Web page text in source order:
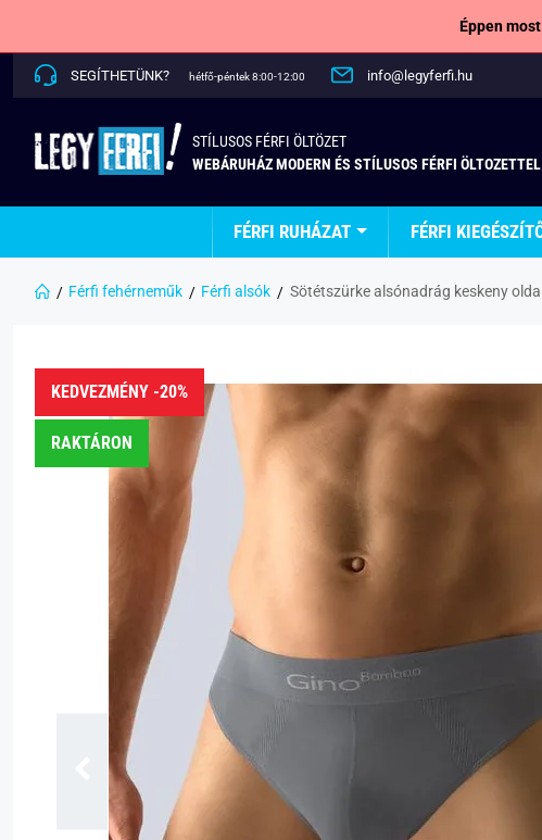
Éppen
SEGÍTHETÜNK? hétfő-péntek 8:00-12:00 info@legyferfi.hu
STÍLUSOS FÉRFI ÖLTÖZET
WEBÁRUHÁZ MODERN ÉS STÍLUSOS FÉRFI ÖLTOZETTEL
FÉRFI RUHÁZAT FÉRFI
Férfi fehérneműk Férfi alsók Sötétszürke alsónadrág keskeny
KEDVEZMÉNY -20%
RAKTÁRON